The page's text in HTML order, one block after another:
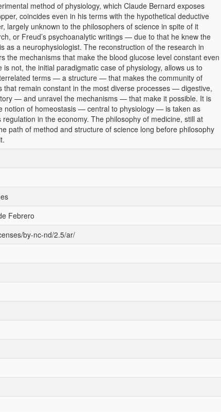
method of physiology, which Claude Bernard exposes
coincides even in his terms with the hypothetical deductive
largely unknown to the philosophers of science in spite of it
or Freud’s psychoanalytic writings — due to that he knew the
as a neurophysiologist. The reconstruction of the research in
the mechanisms that make the blood glucose level constant even
not, the initial paradigmatic case of physiology, allows us to
terms — a structure — that makes the community of
that remain constant in the most diverse processes — digestive,
— and unravel the mechanisms — that make it possible. It is
notion of homeostasis — central to physiology — is taken as
in the economy. The philosophy of medicine, still at
path of method and structure of science long before philosophy
Febrero
by-nc-nd/2.5/ar/